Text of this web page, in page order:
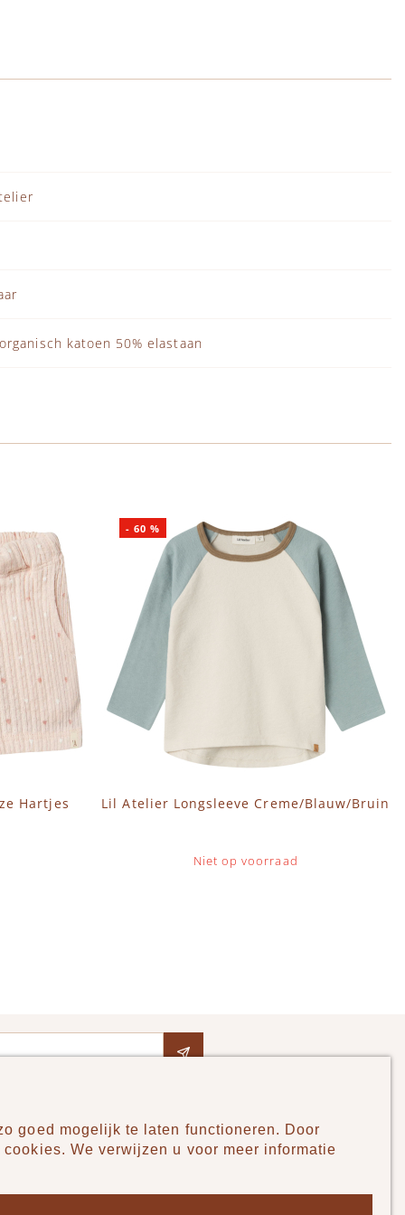
katoen 50% elastaan
Hartjes
Lil Atelier Longsleeve Creme/Blauw/Bruin
Niet op voorraad
- 60 %
Pudilo
goed mogelijk te laten functioneren. Door
We verwijzen u voor meer informatie